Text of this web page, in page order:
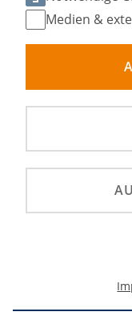
Die
Heerenveen an
nach zwei
Titelträger
Medien &